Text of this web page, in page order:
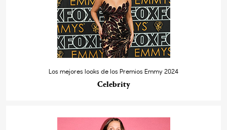
Los mejores looks de los Premios Emmy 2024
Celebrity